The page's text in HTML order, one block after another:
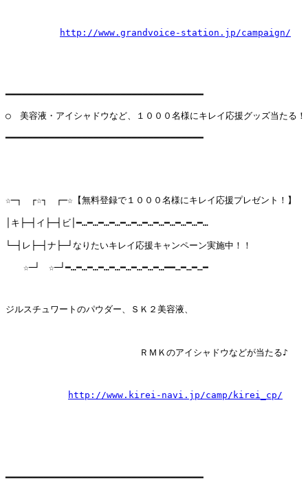
http://www.grandvoice-station.jp/campaign/
━━━━━━━━━━━━━━━━━━━━━━━━━━━━━━━━━━━━
○　美容液・アイシャドウなど、１０００名様にキレイ応援グッズ当たる！
━━━━━━━━━━━━━━━━━━━━━━━━━━━━━━━━━━━━
☆─┐　┌☆┐　┌─☆【無料登録で１０００名様にキレイ応援プレゼント！】
│キ├─┤イ├─┤ビ│━…━…━…━…━…━…━…━…━…━…━…━…
└─┤レ├─┤ナ├─┘なりたいキレイ応援キャンペーン実施中！！
☆─┘　☆─┘━…━…━…━…━…━…━…━…━…━━…━…━…━
ジルスチュワートのパウダー、ＳＫ２美容液、
ＲＭＫのアイシャドウなどが当たる♪
http://www.kirei-navi.jp/camp/kirei_cp/
━━━━━━━━━━━━━━━━━━━━━━━━━━━━━━━━━━━━